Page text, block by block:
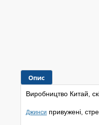
Опис
Виробництво Китай,
Джинси привужені,